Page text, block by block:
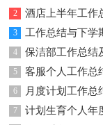
2 酒店上半年工作
3 工作总结与下学
4 保洁部工作总结
5 客服个人工作总
6 月度计划工作总
7
计划生育个人年